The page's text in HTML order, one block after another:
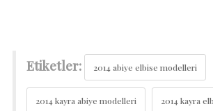
Etiketler: 2014 abiye elbise modelleri
2014 kayra abiye modelleri 2014 kayra